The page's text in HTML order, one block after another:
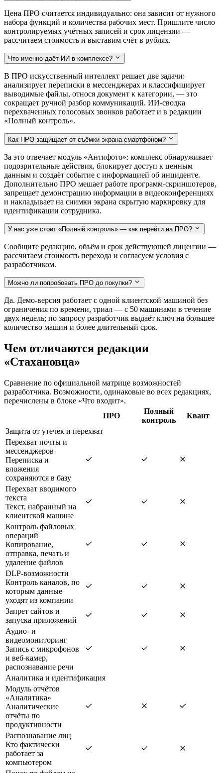
Цена ПРО считается индивидуально: она зависит от нужного
набора функций и количества рабочих мест. Пришлите число
контролируемых учётных записей и срок лицензии —
рассчитаем стоимость и выставим счёт в рублях.
Что именно даёт ИИ в комплексе?
В ПРО искусственный интеллект решает две задачи:
анализирует переписки в мессенджерах и классифицирует
выводимые файлы, относя документ к категории, — это
сокращает ручной разбор коммуникаций. ИИ-сводка
перехваченных голосовых звонков работает и в редакции
«Полный контроль».
Как ПРО защищает от съёмки экрана смартфоном?
За это отвечает модуль «Антифото»: комплекс обнаруживает
подозрительные действия, блокирует доступ к ценным
данным и создаёт событие с информацией об инциденте.
Дополнительно ПРО мешает работе программ-скриншотеров,
запрещает демонстрацию информации в видеоконференциях
и накладывает на снимки экрана скрытую маркировку для
идентификации сотрудника.
У нас уже стоит «Полный контроль» — как перейти на ПРО?
Сообщите редакцию, объём и срок действующей лицензии —
рассчитаем стоимость перехода и согласуем условия с
разработчиком.
Можно ли попробовать ПРО до покупки?
Да. Демо-версия работает с одной клиентской машиной без
ограничения по времени, триал — с 50 машинами в течение
двух недель; по запросу разработчик выдаёт ключ на большее
количество машин и более длительный срок.
Чем отличаются редакции
«Стахановца»
Сравнение по официальной матрице возможностей
разработчика. Возможности, одинаковые во всех редакциях,
перечислены в блоке «Что входит».
ПРО
Полный
контроль
Квант
Защита от утечек и перехват
Перехват почты и
мессенджеров
Переписка и
вложения
сохраняются в базу
Перехват вводимого
текста
Текст, набранный на
клиентской машине
Контроль файловых
операций
Копирование,
отправка, печать и
удаление файлов
DLP-возможности
Контроль каналов, по
которым данные
уходят из компании
Запрет сайтов и
запуска приложений
Аудио- и
видеомониторинг
Запись с микрофонов
и веб-камер,
распознавание речи
Аналитика и идентификация
Модуль отчётов
«Аналитика»
Аналитические
отчёты по
продуктивности
Распознавание лиц
Кто фактически
работает за
компьютером